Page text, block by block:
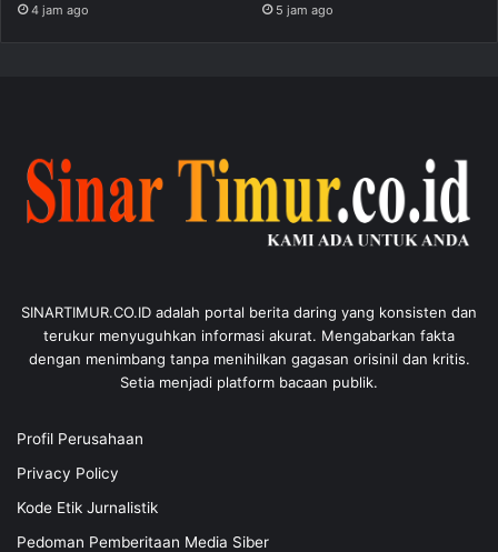
4 jam ago 5 jam ago
SINARTIMUR.CO.ID adalah portal berita daring yang konsisten dan
terukur menyuguhkan informasi akurat. Mengabarkan fakta
dengan menimbang tanpa menihilkan gagasan orisinil dan kritis.
Setia menjadi platform bacaan publik.
Profil Perusahaan
Privacy Policy
Kode Etik Jurnalistik
Pedoman Pemberitaan Media Siber